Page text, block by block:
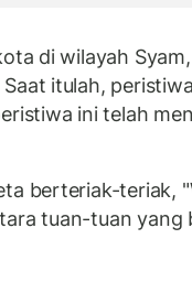
di wilayah
itulah,
ini telah
berteriak-teriak,
tuan-tuan yang